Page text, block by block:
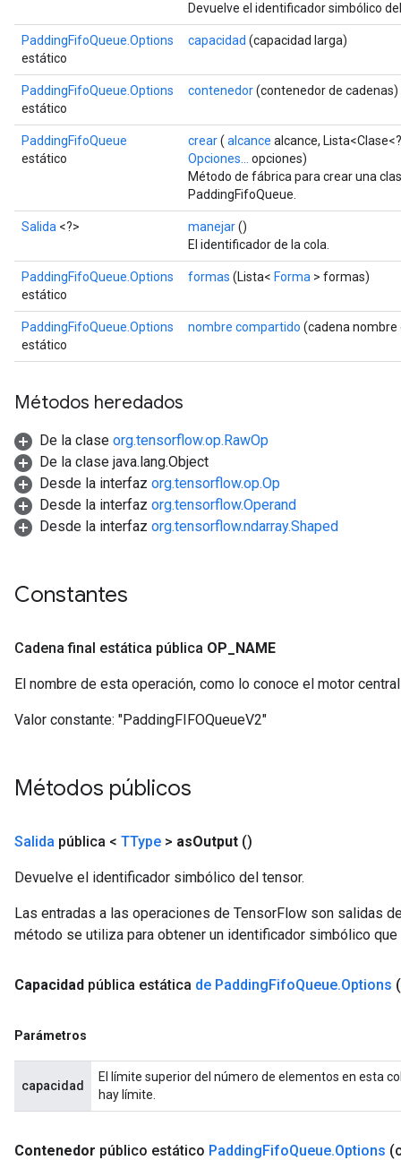
Devuelve el identificador simbólico
PaddingFifoQueue.Options
estático
capacidad (capacidad larga)
PaddingFifoQueue.Options
estático
contenedor(contenedor de cadenas)
PaddingFifoQueue
estático
crear( alcance alcance,
Opciones...
opciones)
Método de fábrica para crear una
PaddingFifoQueue.
Salida <?> manejar()
El identificador de la cola.
PaddingFifoQueue.Options
estático
formas (Lista< Forma > formas)
PaddingFifoQueue.Options
estático
nombre compartido (cadena
Métodos heredados
De la clase org.tensorflow.op.RawOp
De la clase java.lang.Object
Desde la interfaz org.tensorflow.op.Op
Desde la interfaz org.tensorflow.Operand
Desde la interfaz org.tensorflow.ndarray.Shaped
Constantes
Cadena final estática pública OP NAME
El nombre de esta operación, como lo conoce el motor
Valor constante: "PaddingFIFOQueueV2"
Métodos públicos
Salida pública < TType > asOutput ()
Devuelve el identificador simbólico del tensor.
Las entradas a las operaciones de TensorFlow son salidas
método se utiliza para obtener un identificador simbólico
Capacidad pública estática de PaddingFifoQueue.Options
Parámetros
capacidad
El límite superior del número de elementos en esta
hay límite.
Contenedor público estático PaddingFifoQueue.Options